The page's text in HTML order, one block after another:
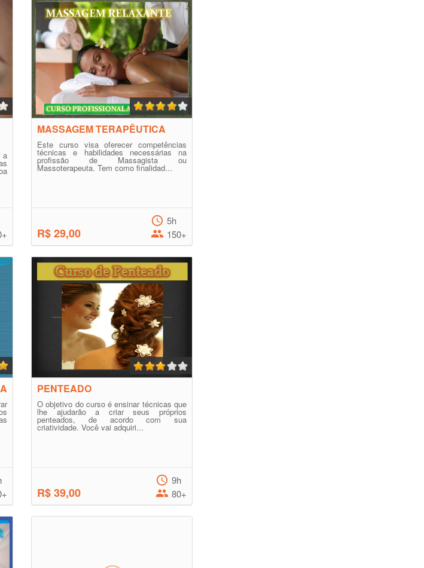
a
MASSAGEM TERAPÊUTICA
Este curso visa oferecer competências
técnicas e habilidades necessárias na
profissão de Massagista ou
Massoterapeuta. Tem como finalidad...
R$ 29,00
5h
150+
PENTEADO
O objetivo do curso é ensinar técnicas que
lhe ajudarão a criar seus próprios
penteados, de acordo com sua
criatividade. Você vai adquiri...
R$ 39,00
9h
80+